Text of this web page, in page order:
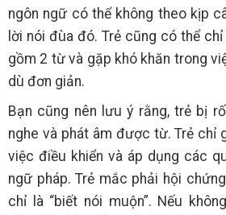
ngôn ngữ có thể không theo kịp
lời nói đùa đó. Trẻ cũng có thể
gồm 2 từ và gặp khó khăn trong
dù đơn giản.
Bạn cũng nên lưu ý rằng, trẻ bị
nghe và phát âm được từ. Trẻ chỉ
việc điều khiển và áp dụng các
ngữ pháp. Trẻ mắc phải hội
chỉ là “biết nói muộn”. Nếu